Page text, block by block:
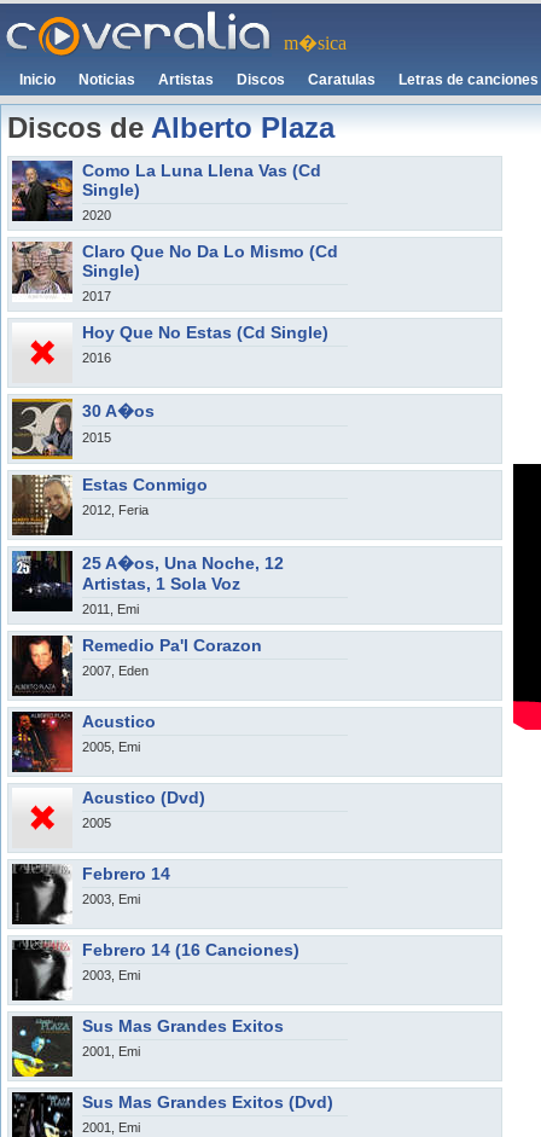
m�sica
Inicio Noticias Artistas Discos Caratulas Letras de canciones
Discos deAlberto Plaza
Como La Luna Llena Vas (Cd
Single)
2020
Claro Que No Da Lo Mismo (Cd
Single)
2017
Hoy Que No Estas (Cd Single)
2016
30 A�os
2015
Estas Conmigo
2012, Feria
25 A�os, Una Noche, 12
Artistas, 1 Sola Voz
2011, Emi
Remedio Pa'l Corazon
2007, Eden
Acustico
2005, Emi
Acustico (Dvd)
2005
Febrero 14
2003, Emi
Febrero 14 (16 Canciones)
2003, Emi
Sus Mas Grandes Exitos
2001, Emi
Sus Mas Grandes Exitos (Dvd)
2001, Emi